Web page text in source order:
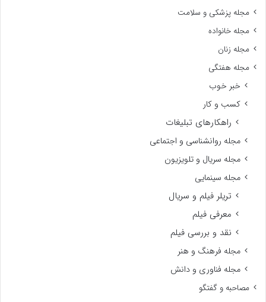
مجله پزشکی و سلامت
مجله خانواده
مجله زنان
مجله هفتگی
خبر خوب
کسب و کار
راهکارهای تبلیغات
مجله روانشناسی و اجتماعی
مجله سریال و تلویزیون
مجله سینمایی
تریلر فیلم و سریال
معرفی فیلم
نقد و بررسی فیلم
مجله فرهنگ و هنر
مجله فناوری و دانش
مصاحبه و گفتگو